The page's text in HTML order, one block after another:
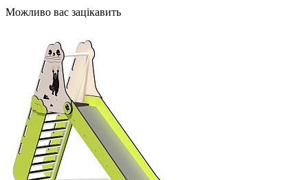
Можливо вас зацікавить